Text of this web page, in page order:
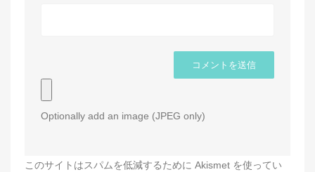
Optionally add an image (JPEG only)
このサイトはスパムを低減するために Akismet を使ってい